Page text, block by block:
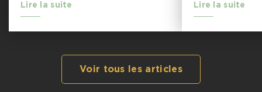
Lire la suite Lire la suite
Voir tous les articles